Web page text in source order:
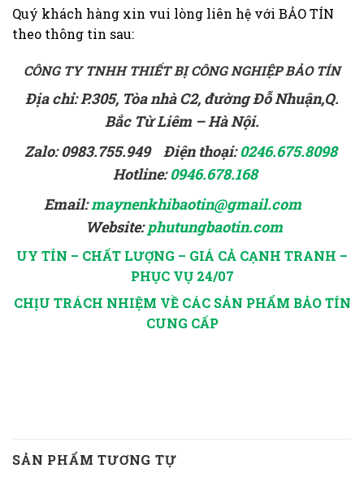
Quý khách hàng xin vui lòng liên hệ với BẢO TÍN
theo thông tin sau:
CÔNG TY TNHH THIẾT BỊ CÔNG NGHIỆP BẢO TÍN
Địa chỉ: P.305, Tòa nhà C2, đường Đỗ Nhuận,Q.
Bắc Từ Liêm – Hà Nội.
Zalo: 0983.755.949 Điện thoại:0246.675.8098
Hotline:0946.678.168
Email:maynenkhibaotin@gmail.com
Website:phutungbaotin.com
UY TÍN – CHẤT LƯỢNG – GIÁ CẢ CẠNH TRANH –
PHỤC VỤ 24/07
CHỊU TRÁCH NHIỆM VỀ CÁC SẢN PHẨM BẢO TÍN
CUNG CẤP
SẢN PHẨM TƯƠNG TỰ